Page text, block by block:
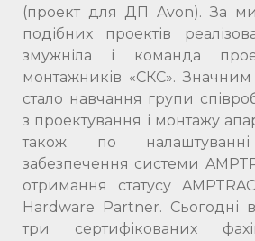
(проект для ДП Avon). За
подібних проектів
змужніла і команда
монтажників «СКС».
стало навчання групи
з проектування і монтажу
також по
забезпечення системи
отримання статусу
Hardware Partner. Сьогодні
три сертифікованих